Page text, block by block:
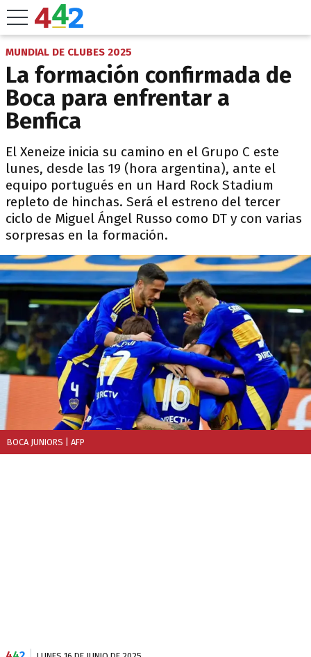
MUNDIAL DE CLUBES 2025
La formación confirmada de
Boca para enfrentar a
Benfica
El Xeneize inicia su camino en el Grupo C este
lunes, desde las 19 (hora argentina), ante el
equipo portugués en un Hard Rock Stadium
repleto de hinchas. Será el estreno del tercer
ciclo de Miguel Ángel Russo como DT y con varias
sorpresas en la formación.
BOCA JUNIORS | AFP